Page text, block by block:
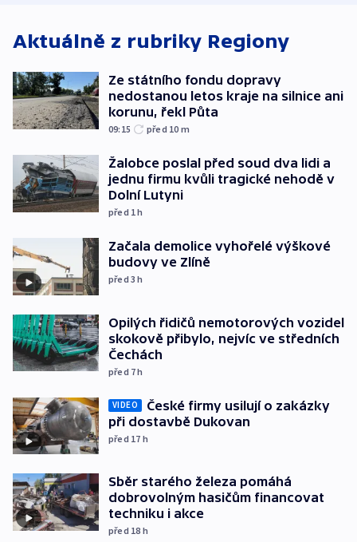
Aktuálně z rubriky Regiony
Ze státního fondu dopravy
nedostanou letos kraje na silnice ani
korunu, řekl Půta
09:15 před 10 m
Žalobce poslal před soud dva lidi a
jednu firmu kvůli tragické nehodě v
Dolní Lutyni
před 1h
Začala demolice vyhořelé výškové
budovy ve Zlíně
před 3h
Opilých řidičů nemotorových vozidel
skokově přibylo, nejvíc ve středních
Čechách
před 7h
VIDEO
České firmy usilují o zakázky
při dostavbě Dukovan
před 17 h
Sběr starého železa pomáhá
dobrovolným hasičům financovat
techniku i akce
před 18 h